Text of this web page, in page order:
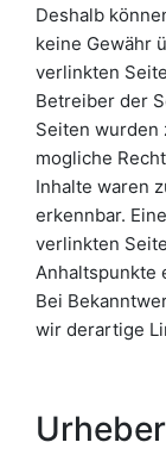
Deshalb
keine Gewähr
verlinkten
Betreiber der
Seiten wurden
mogliche
Inhalte waren
erkennbar.
verlinkten
Anhaltspunkte
Bei
wir derartige